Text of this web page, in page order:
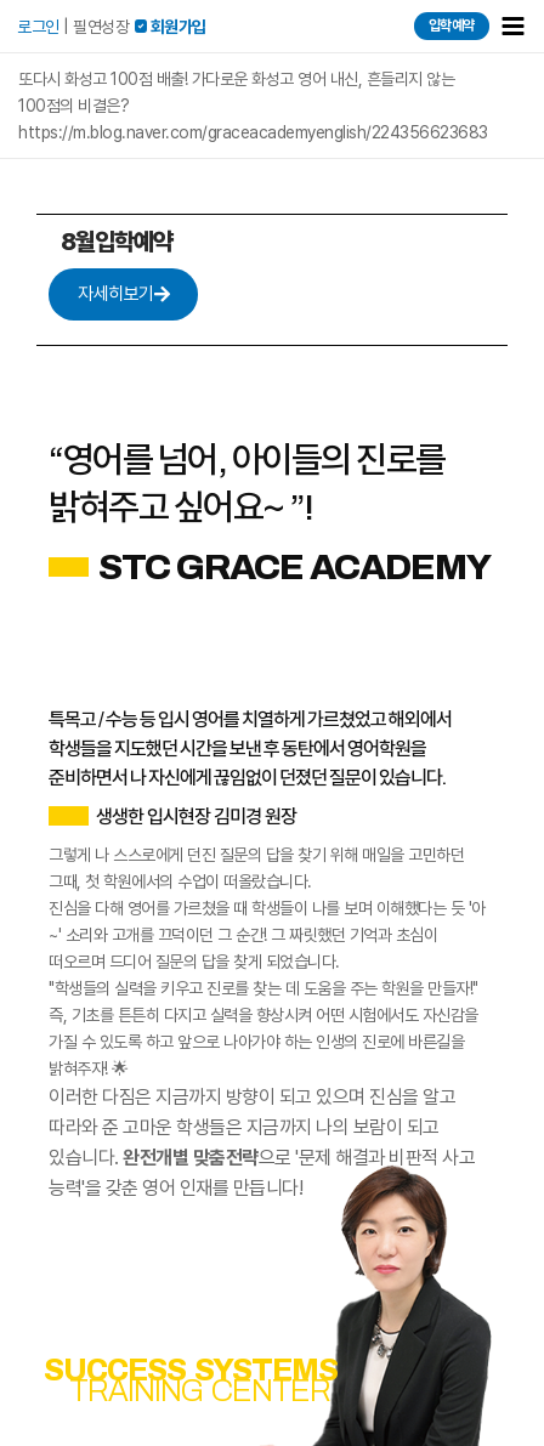
건너뛰기
로그인 필연성장  회원가입 입학예약
또다시 화성고 100점 배출! 가다로운 화성고 영어 내신, 흔들리지 않는
100점의 비결은?
https://m.blog.naver.com/graceacademyenglish/224356623683
8월입학예약
자세히보기
“영어를 넘어, 아이들의 진로를
밝혀주고 싶어요~ ”!
STC GRACE ACADEMY
SUCCESS SYSTEMS
특목고 / 수능 등 입시 영어를 치열하게 가르쳤었고 해외에서
학생들을 지도했던 시간을 보낸 후 동탄에서 영어학원을
준비하면서 나 자신에게 끊임없이 던졌던 질문이 있습니다.
생생한 입시현장 김미경 원장
그렇게 나 스스로에게 던진 질문의 답을 찾기 위해 매일을 고민하던
그때, 첫 학원에서의 수업이 떠올랐습니다.
진심을 다해 영어를 가르쳤을 때 학생들이 나를 보며 이해했다는 듯 '아
~' 소리와 고개를 끄덕이던 그 순간! 그 짜릿했던 기억과 초심이
떠오르며 드디어 질문의 답을 찾게 되었습니다.
​"학생들의 실력을 키우고 진로를 찾는 데 도움을 주는 학원을 만들자!"
즉, 기초를 튼튼히 다지고 실력을 향상시켜 어떤 시험에서도 자신감을
가질 수 있도록 하고 앞으로 나아가야 하는 인생의 진로에 바른길을
밝혀주자! 🌟
이러한 다짐은 지금까지 방향이 되고 있으며 진심을 알고
따라와 준 고마운 학생들은 지금까지 나의 보람이 되고
있습니다. 완전개별 맞춤전략으로 '문제 해결과 비판적 사고
능력'을 갖춘 영어 인재를 만듭니다!
TRAINING CENTER